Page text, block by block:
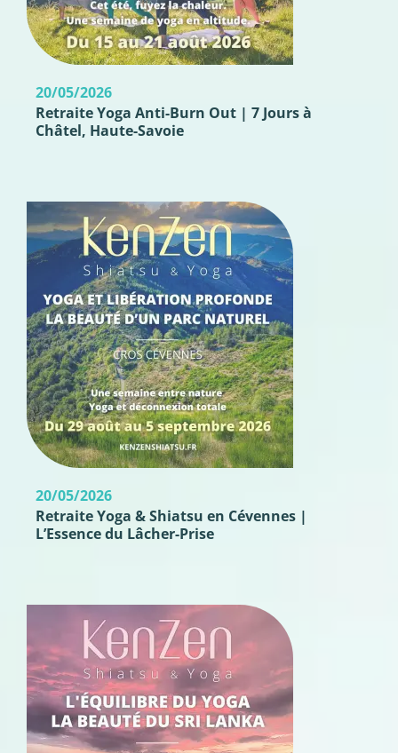
20/05/2026
Retraite Yoga Anti-Burn Out | 7 Jours à
Châtel, Haute-Savoie
20/05/2026
Retraite Yoga & Shiatsu en Cévennes |
L’Essence du Lâcher-Prise